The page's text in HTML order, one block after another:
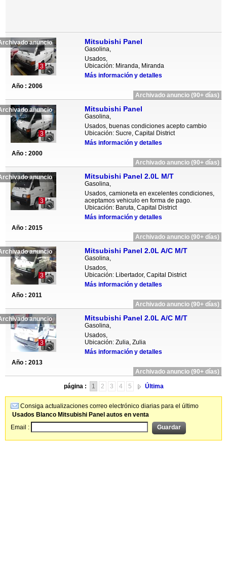
anuncio
3
Mitsubishi Panel
Gasolina,
Usados,
Ubicación: Miranda, Miranda
Más información y detalles
Año : 2006
Archivado anuncio (90+ días)
anuncio
3
Mitsubishi Panel
Gasolina,
Usados, buenas condiciones acepto cambio
Ubicación: Sucre, Capital District
Más información y detalles
Año : 2000
Archivado anuncio (90+ días)
anuncio
3
Mitsubishi Panel 2.0L M/T
Gasolina,
Usados, camioneta en excelentes condiciones,
aceptamos vehiculo en forma de pago.
Ubicación: Baruta, Capital District
Más información y detalles
Año : 2015
Archivado anuncio (90+ días)
anuncio
3
Mitsubishi Panel 2.0L A/C M/T
Gasolina,
Usados,
Ubicación: Libertador, Capital District
Más información y detalles
Año : 2011
Archivado anuncio (90+ días)
anuncio
3
Mitsubishi Panel 2.0L A/C M/T
Gasolina,
Usados,
Ubicación: Zulia, Zulia
Más información y detalles
Año : 2013
Archivado anuncio (90+ días)
página : 1 2 3 4 5 Última
Consiga actualizaciones correo electrónico diarias para el último
Usados Blanco Mitsubishi Panel autos en venta
Email :